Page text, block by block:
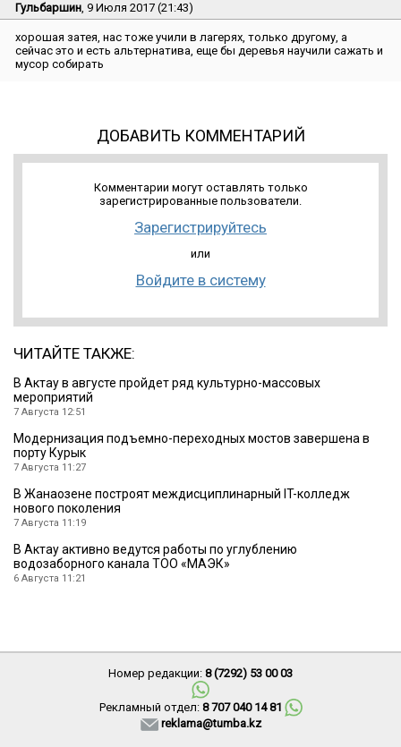
Гульбаршин, 9 Июля 2017 (21:43)
хорошая затея, нас тоже учили в лагерях, только другому, а
сейчас это и есть альтернатива, еще бы деревья научили сажать и
мусор собирать
ДОБАВИТЬ КОММЕНТАРИЙ
Комментарии могут оставлять только
зарегистрированные пользователи.
Зарегистрируйтесь
или
Войдите в систему
ЧИТАЙТЕ ТАКЖЕ:
В Актау в августе пройдет ряд культурно-массовых
мероприятий
7 Августа 12:51
Модернизация подъемно-переходных мостов завершена в
порту Курык
7 Августа 11:27
В Жанаозене построят междисциплинарный IT-колледж
нового поколения
7 Августа 11:19
В Актау активно ведутся работы по углублению
водозаборного канала ТОО «МАЭК»
6 Августа 11:21
Номер редакции: 8 (7292) 53 00 03
Рекламный отдел: 8 707 040 14 81
reklama@tumba.kz